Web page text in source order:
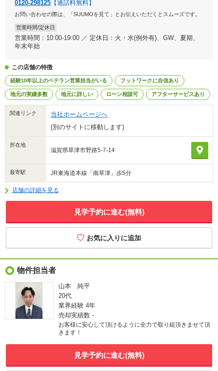
0120-298125 【通話料無料】
お問い合わせの際は、「SUUMOを見て」とお伝えいただくとスムーズです。
営業時間/定休日
営業時間：10:00-19:00 ／ 定休日：火・水(例外有)、GW、夏期、
年末年始
この店舗の特徴
経験10年以上のベテラン営業担当がいる フットワークに自信あり
地元の実績多数 地元に詳しい ローン相談可 アフターサービスあり
関連リンク
当社ホームページへ
(別のサイトに移動します)
所在地
滋賀県草津市野路5-7-14
最寄駅 JR東海道本線「南草津」歩5分
店舗の詳細を見る
見学予約に進む(無料)
物件担当者
山本 純平
20代
業界経験 4年
売却実績数 -
お客様に安心して頂けるように全力で取り組頂きませて頂
きます！
見学予約に進む(無料)